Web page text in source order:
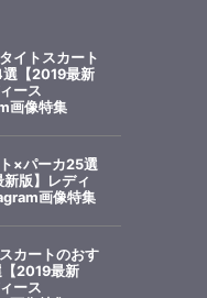
イトスカート
選【2019最新
ース
画像特集
×パーカ25選
新版】レディ
画像特集
カートのおす
2019最新
ース